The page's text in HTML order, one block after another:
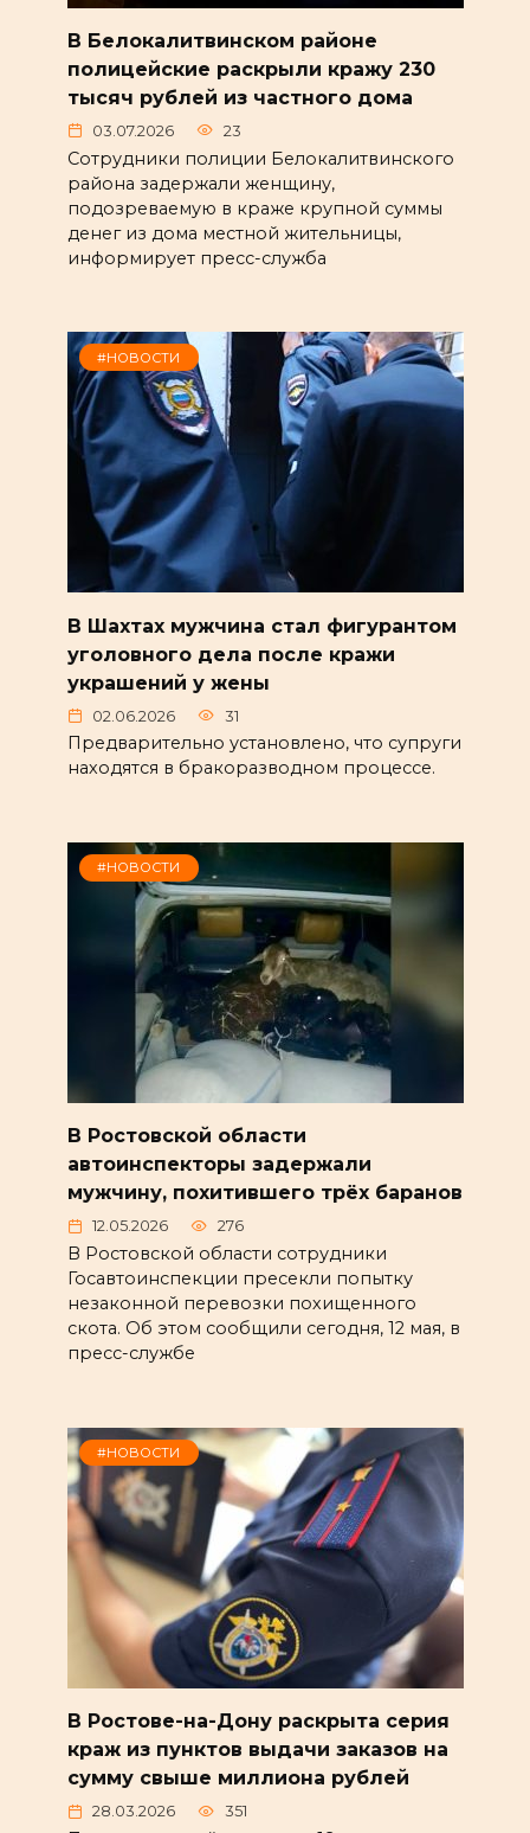
В Белокалитвинском районе
полицейские раскрыли кражу 230
тысяч рублей из частного дома
03.07.2026 23
Сотрудники полиции Белокалитвинского
района задержали женщину,
подозреваемую в краже крупной суммы
денег из дома местной жительницы,
информирует пресс-служба
#НОВОСТИ
В Шахтах мужчина стал фигурантом
уголовного дела после кражи
украшений у жены
02.06.2026 31
Предварительно установлено, что супруги
находятся в бракоразводном процессе.
#НОВОСТИ
В Ростовской области
автоинспекторы задержали
мужчину, похитившего трёх баранов
12.05.2026 276
В Ростовской области сотрудники
Госавтоинспекции пресекли попытку
незаконной перевозки похищенного
скота. Об этом сообщили сегодня, 12 мая, в
пресс-службе
#НОВОСТИ
В Ростове-на-Дону раскрыта серия
краж из пунктов выдачи заказов на
сумму свыше миллиона рублей
28.03.2026 351